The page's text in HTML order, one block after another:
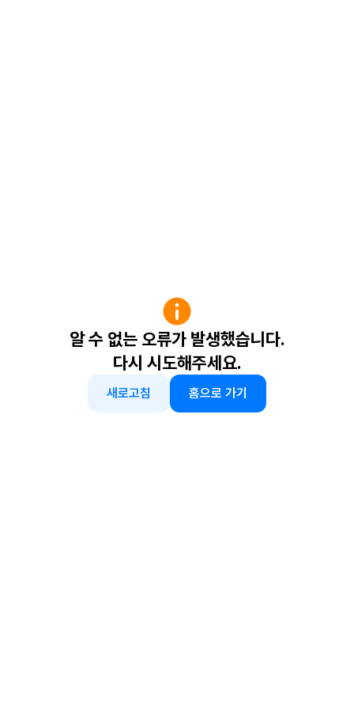
알 수 없는 오류가 발생했습니다.
다시 시도해주세요.
새로고침 홈으로 가기